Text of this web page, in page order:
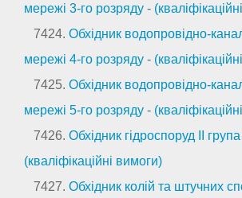
мережі 3-го розряду -
7424. Обхідник водопровідно-
мережі 4-го розряду -
7425. Обхідник водопровідно-
мережі 5-го розряду -
7426. Обхідник гідроспоруд II група
(кваліфікаційні вимоги)
7427. Обхідник колій та штучних